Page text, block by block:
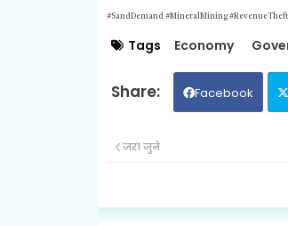
#SandDemand #MineralMining
Tags Economy
Facebook
जरा जुने